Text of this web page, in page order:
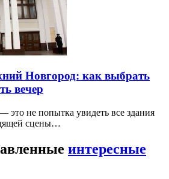
Новгород: как выбрать
вечер
это не попытка увидеть все здания
сцены…
интересные